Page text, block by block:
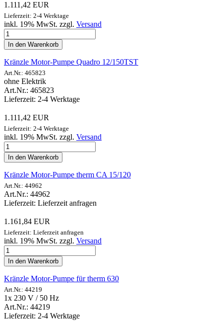
1.111,42 EUR
Lieferzeit: 2-4 Werktage
inkl. 19% MwSt. zzgl. Versand
In den Warenkorb
Kränzle Motor-Pumpe Quadro 12/150TST
Art.Nr.: 465823
ohne Elektrik
Art.Nr.: 465823
Lieferzeit: 2-4 Werktage
1.111,42 EUR
Lieferzeit: 2-4 Werktage
inkl. 19% MwSt. zzgl. Versand
In den Warenkorb
Kränzle Motor-Pumpe therm CA 15/120
Art.Nr.: 44962
Art.Nr.: 44962
Lieferzeit: Lieferzeit anfragen
1.161,84 EUR
Lieferzeit: Lieferzeit anfragen
inkl. 19% MwSt. zzgl. Versand
In den Warenkorb
Kränzle Motor-Pumpe für therm 630
Art.Nr.: 44219
1x 230 V / 50 Hz
Art.Nr.: 44219
Lieferzeit: 2-4 Werktage